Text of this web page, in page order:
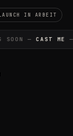
IN ARBEIT
SOON — CAST ME—